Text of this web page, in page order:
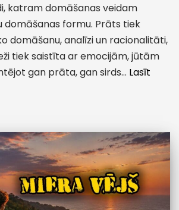
katram domāšanas veidam
domāšanas formu. Prāts tiek
domāšanu, analīzi un racionalitāti,
tiek saistīta ar emocijām, jūtām
gan prāta, gan sirds… Lasīt